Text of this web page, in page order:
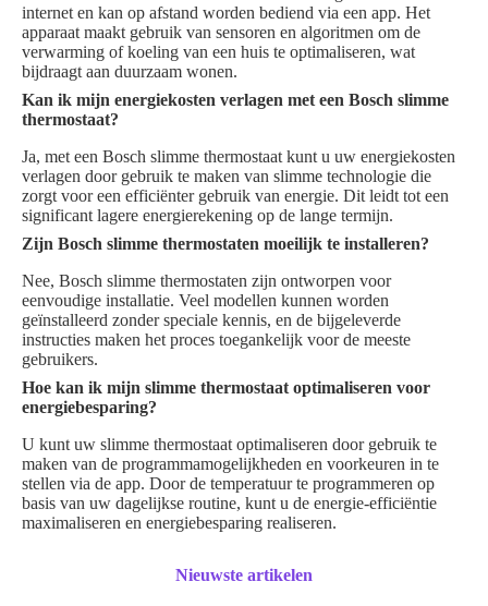
internet en kan op afstand worden bediend via een app. Het
apparaat maakt gebruik van sensoren en algoritmen om de
verwarming of koeling van een huis te optimaliseren, wat
bijdraagt aan duurzaam wonen.
Kan ik mijn energiekosten verlagen met een Bosch slimme
thermostaat?
Ja, met een Bosch slimme thermostaat kunt u uw energiekosten
verlagen door gebruik te maken van slimme technologie die
zorgt voor een efficiënter gebruik van energie. Dit leidt tot een
significant lagere energierekening op de lange termijn.
Zijn Bosch slimme thermostaten moeilijk te installeren?
Nee, Bosch slimme thermostaten zijn ontworpen voor
eenvoudige installatie. Veel modellen kunnen worden
geïnstalleerd zonder speciale kennis, en de bijgeleverde
instructies maken het proces toegankelijk voor de meeste
gebruikers.
Hoe kan ik mijn slimme thermostaat optimaliseren voor
energiebesparing?
U kunt uw slimme thermostaat optimaliseren door gebruik te
maken van de programmamogelijkheden en voorkeuren in te
stellen via de app. Door de temperatuur te programmeren op
basis van uw dagelijkse routine, kunt u de energie-efficiëntie
maximaliseren en energiebesparing realiseren.
Nieuwste artikelen